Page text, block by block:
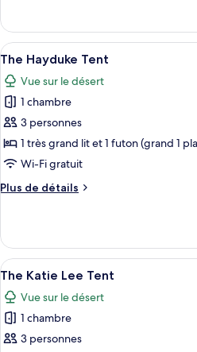
de
chambre :
Chambre
le
type
de
chambre
Chambre
Afficher
toutes
les
photos
pour
ce
type
chambre :
Tent
8
The Hayduke Tent
Vue sur le désert
1 chambre
3 personnes
1 très grand lit et 1 futon (grand 1
Wi-Fi gratuit
Plus de détails
Plus
le
type
de
chambre
The
Hayduke
Tent
Afficher
toutes
les
photos
pour
6
The Katie Lee Tent
Vue sur le désert
1 chambre
3 personnes